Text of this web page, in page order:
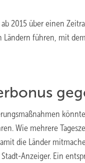
2015 über einen
führen, mit
Wie mehrere
die Länder
Anzeiger. Ein